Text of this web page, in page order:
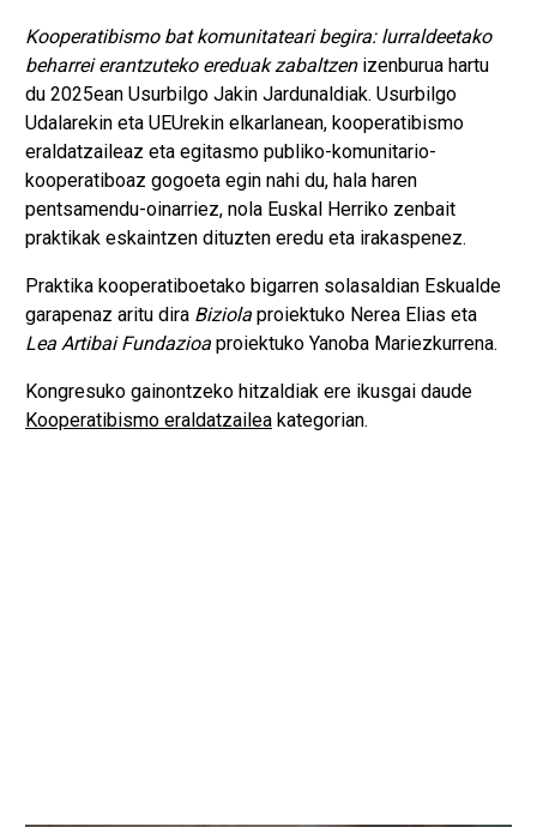
Kooperatibismo bat komunitateari begira: lurraldeetako
beharrei erantzuteko ereduak zabaltzenizenburua hartu
du 2025ean Usurbilgo Jakin Jardunaldiak. Usurbilgo
Udalarekin eta UEUrekin elkarlanean, kooperatibismo
eraldatzaileaz eta egitasmo publiko-komunitario-
kooperatiboaz gogoeta egin nahi du, hala haren
pentsamendu-oinarriez, nola Euskal Herriko zenbait
praktikak eskaintzen dituzten eredu eta irakaspenez.
Praktika kooperatiboetako bigarren solasaldian Eskualde
garapenaz aritu dira Biziolaproiektuko Nerea Elias eta
Lea Artibai Fundazioaproiektuko Yanoba Mariezkurrena.
Kongresuko gainontzeko hitzaldiak ere ikusgai daude
Kooperatibismo eraldatzaileakategorian.